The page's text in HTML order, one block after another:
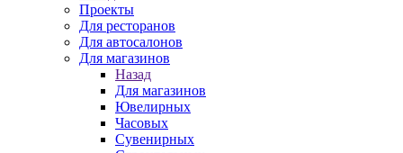
Проекты
Для ресторанов
Для автосалонов
Для магазинов
Назад
Для магазинов
Ювелирных
Часовых
Сувенирных